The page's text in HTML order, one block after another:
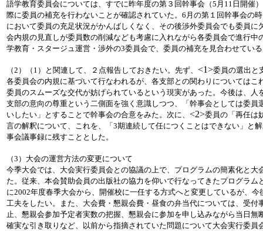
語学教育委員会については、すでに昨年度の第３回幹事会（5月11日開催
際に委員の補充を行わないことが確認されていた。6月の第１回幹事会の
において委員の充足状況がかんばしくなく、その後渉外委員会でも委員に
会内規の見直しが委員数の削減なども考慮に入れながら各委員会で進行中
学教育・スタージュ運営・渉外の3委員会で、委員の補充を見合わせてい
（2）（1）と関連して、２点報告しておきたい。先ず、 <1>委員の選出と
各委員会の内規に基づいて行なわれるが、各支部との関わりについてはこ
委員のスムーズな交代が妨げられているという現実があった。今後は、人
支部の意向の尊重という二側面を強く意識しつつ、「幹事会としては委員
いしたい」とすることで幹事会の合意をみた。次に、 <2>委員の「再任は
言の解釈について、これを、「3期連続して任につくことはできない」と
事会議事録に残すこととした。
（3）大会の運営方法の変更について
今季大会では、大会実行委員会との協議の上で、プログラムの簡素化と大
た。従来、本会賛助会員の出版社の協力を仰いで行なってきたプログラム
に2002年度春季大会から、開催校に一任する方式へと変更しているが、
工夫をしたい。また、大会費・懇親会費・昼食の弁当代については、受付
止、懇親会参加予定者実数の把握、懇親会に参加を申し込みながら当日無
確実な引き取りなど、以前から指摘されていた問題について大会実行委員